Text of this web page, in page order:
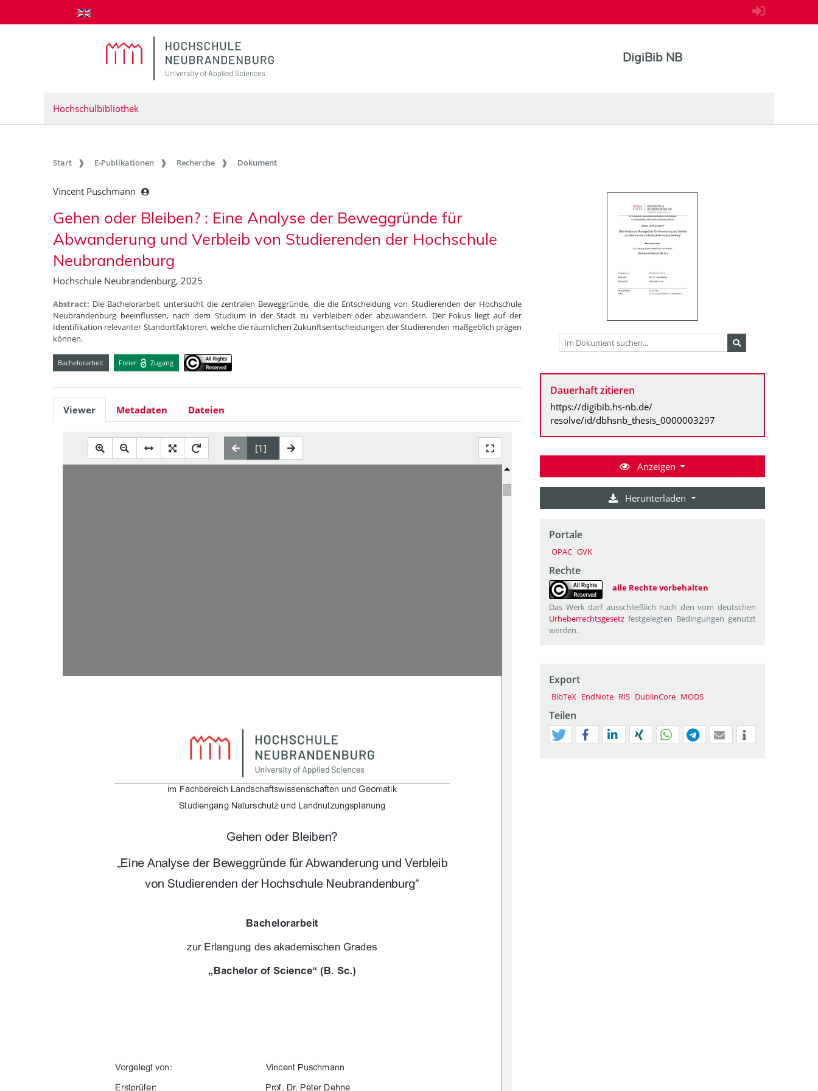
zum Inhalt springen
DigiBib NB
Hochschulbibliothek
Start E-Publikationen Recherche Dokument
Vincent Puschmann
Gehen oder Bleiben? : Eine Analyse der Beweggründe für
Abwanderung und Verbleib von Studierenden der Hochschule
Neubrandenburg
Hochschule Neubrandenburg, 2025
Abstract: Die Bachelorarbeit untersucht die zentralen Beweggründe, die die Entscheidung von Studierenden der Hochschule
Neubrandenburg beeinflussen, nach dem Studium in der Stadt zu verbleiben oder abzuwandern. Der Fokus liegt auf der
Identifikation relevanter Standortfaktoren, welche die räumlichen Zukunftsentscheidungen der Studierenden maßgeblich prägen
können.
Bachelorarbeit Freier Zugang
Viewer Metadaten Dateien
&) %"-"& %*!. %#/.2&.."*. %#/"*0*!"+)/&'
/0!&"*$*$/0-. %0/30*!*!*0/30*$.,(*0*$

!
	 
$!(+--!%/
		

9$!(+-+"%!*!7
+-$"("$/1+*&* "*/0. %)**
-./,-4#"--+#-"/"-"%*"
Dauerhaft zitieren
https://digibib.hs-nb.de/
resolve/id/dbhsnb_thesis_0000003297
Anzeigen
Herunterladen
Portale
OPAC GVK
Rechte
alle Rechte vorbehalten
Das Werk darf ausschließlich nach den vom deutschen
Urheberrechtsgesetz festgelegten Bedingungen genutzt
werden.
Export
BibTeX EndNote RIS DublinCore MODS
Teilen